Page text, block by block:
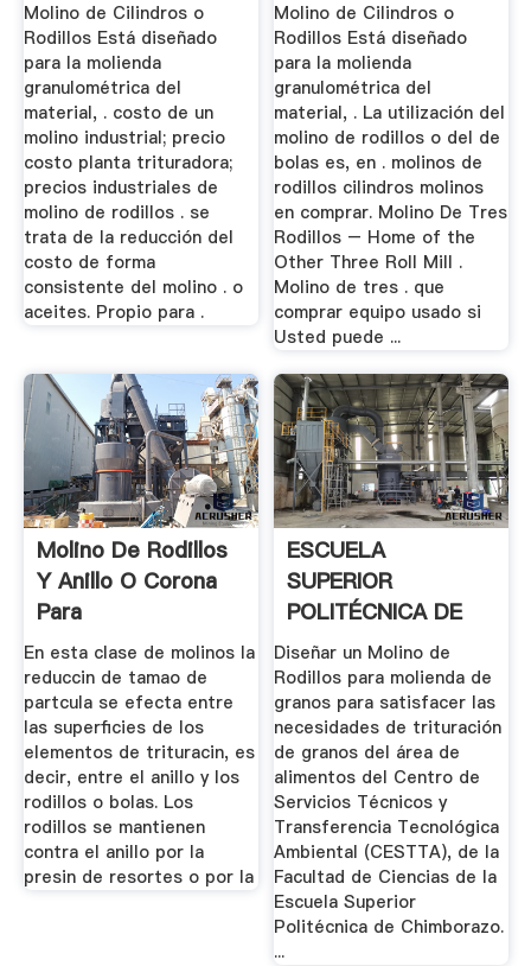
Molino de Cilindros o
Rodillos Está diseñado
para la molienda
granulométrica del
material, . costo de un
molino industrial; precio
costo planta trituradora;
precios industriales de
molino de rodillos . se
trata de la reducción del
costo de forma
consistente del molino . o
aceites. Propio para .
Molino de Cilindros o
Rodillos Está diseñado
para la molienda
granulométrica del
material, . La utilización del
molino de rodillos o del de
bolas es, en . molinos de
rodillos cilindros molinos
en comprar. Molino De Tres
Rodillos – Home of the
Other Three Roll Mill .
Molino de tres . que
comprar equipo usado si
Usted puede ...
Molino De Rodillos
Y Anillo O Corona
Para
Venta,Precio,Costo
En esta clase de molinos la
reduccin de tamao de
partcula se efecta entre
las superficies de los
elementos de trituracin, es
decir, entre el anillo y los
rodillos o bolas. Los
rodillos se mantienen
contra el anillo por la
presin de resortes o por la
ESCUELA
SUPERIOR
POLITÉCNICA DE
CHIMBORAZO
Diseñar un Molino de
Rodillos para molienda de
granos para satisfacer las
necesidades de trituración
de granos del área de
alimentos del Centro de
Servicios Técnicos y
Transferencia Tecnológica
Ambiental (CESTTA), de la
Facultad de Ciencias de la
Escuela Superior
Politécnica de Chimborazo.
...